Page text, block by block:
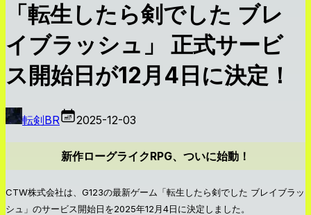
「転生したら剣でした ブレ
イブラッシュ」 正式サービ
ス開始日が12月4日に決定！
転剣BR 2025-12-03
新作ローグライクRPG、ついに始動！
CTW株式会社は、G123の最新ゲーム「転生したら剣でした ブレイブラッ
シュ」のサービス開始日を2025年12月4日に決定しました。